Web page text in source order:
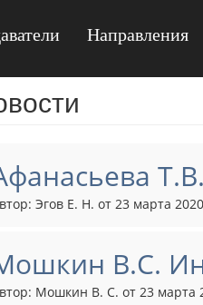
Направления
Эгов Е. Н. от 23 марта
В.С.
Мошкин В. С. от 23 марта